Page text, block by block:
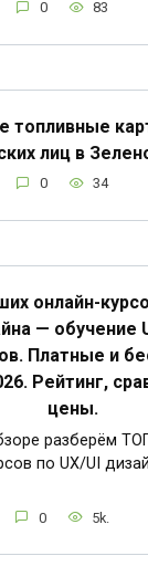
0 83
топливные
лиц в
0 34
онлайн-
— обучение
Платные и
Рейтинг,
цены.
разберём
по UX/UI
0 5k.